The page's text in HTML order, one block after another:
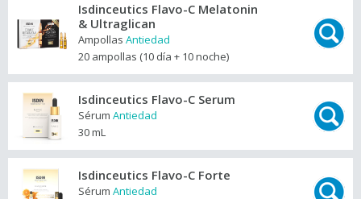
Isdinceutics Flavo-C Melatonin
& Ultraglican
Ampollas Antiedad
20 ampollas (10 día + 10 noche)
Isdinceutics Flavo-C Serum
Sérum Antiedad
30 mL
Isdinceutics Flavo-C Forte
Sérum Antiedad